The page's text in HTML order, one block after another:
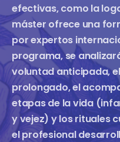
efectivas, como la
máster ofrece una
por expertos
programa, se
voluntad anticipada,
prolongado, el
etapas de la vida
y vejez) y los rituales
el profesional